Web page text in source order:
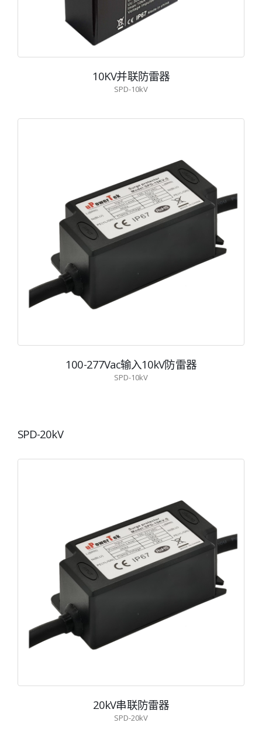
10KV并联防雷器
SPD-10kV
100-277Vac输入10kV防雷器
SPD-10kV
SPD-20kV
20kV串联防雷器
SPD-20kV